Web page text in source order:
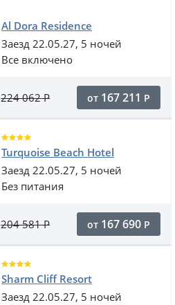
Al Dora Residence
Заезд 22.05.27, 5 ночей
Все включено
224 062Р от 167 211 Р
Turquoise Beach Hotel
Заезд 22.05.27, 5 ночей
Без питания
204 581Р от 167 690 Р
Sharm Cliff Resort
Заезд 22.05.27, 5 ночей